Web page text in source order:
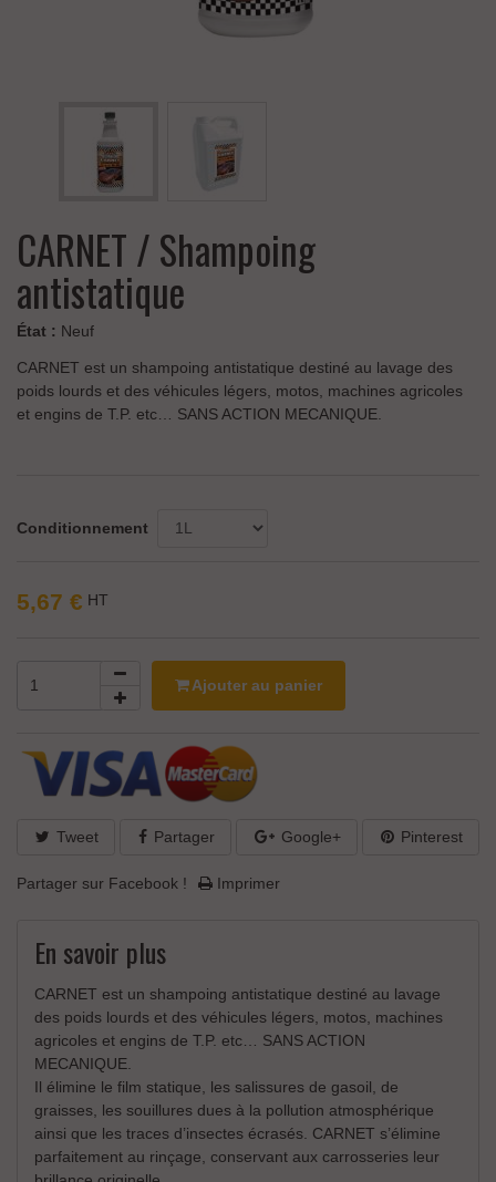
CARNET / Shampoing
antistatique
État : Neuf
CARNET est un shampoing antistatique destiné au lavage des
poids lourds et des véhicules légers, motos, machines agricoles
et engins de T.P. etc… SANS ACTION MECANIQUE.
Conditionnement
5,67 € HT
Ajouter au panier
Tweet Partager Google+ Pinterest
Partager sur Facebook ! Imprimer
En savoir plus
CARNET est un shampoing antistatique destiné au lavage
des poids lourds et des véhicules légers, motos, machines
agricoles et engins de T.P. etc… SANS ACTION
MECANIQUE.
Il élimine le film statique, les salissures de gasoil, de
graisses, les souillures dues à la pollution atmosphérique
ainsi que les traces d’insectes écrasés. CARNET s’élimine
parfaitement au rinçage, conservant aux carrosseries leur